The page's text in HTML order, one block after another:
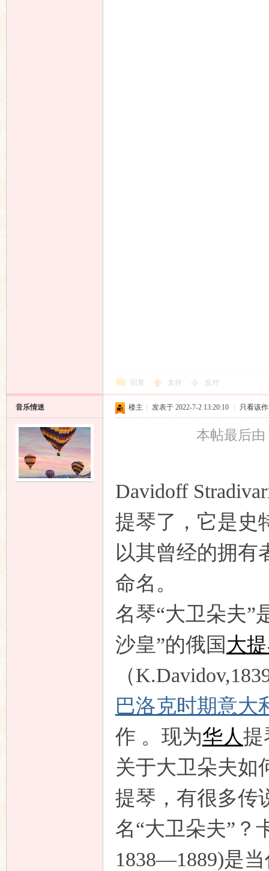
回复 支持 反对
音乐情迷 楼主 发表于 2022-7-2 13:20:10 只看该
本帖最后由
Davidoff
提琴了，它是史
以其曾经的拥有
命名。
名琴“大卫朵夫”
沙皇”的俄国 大
（
巴洛克时期意大
作 。现为华人提
关于大卫朵夫如
提琴，有很多传
名“大卫朵夫”？
1838—1889)是